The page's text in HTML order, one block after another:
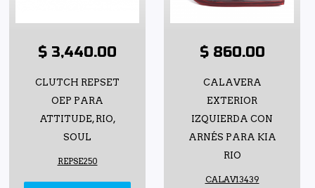
$ 3,440.00
CLUTCH REPSET
OEP PARA
ATTITUDE, RIO,
SOUL
REPSE250
$ 860.00
CALAVERA
EXTERIOR
IZQUIERDA CON
ARNÉS PARA KIA
RIO
CALAV13439